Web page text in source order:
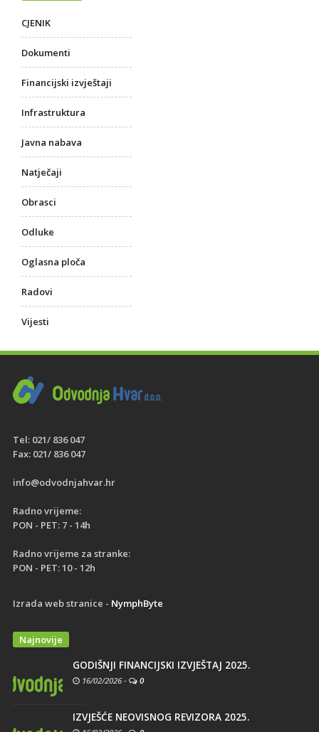
CJENIK
Dokumenti
Financijski izvještaji
Infrastruktura
Javna nabava
Natječaji
Obrasci
Odluke
Oglasna ploča
Radovi
Vijesti
Tel: 021/ 836 047
Fax: 021/ 836 047
info@odvodnjahvar.hr
Radno vrijeme:
PON - PET: 7 - 14h
Radno vrijeme za stranke:
PON - PET: 10 - 12h
Izrada web stranice - NymphByte
Najnovije
GODIŠNJI FINANCIJSKI IZVJEŠTAJ 2025.
16/02/2026- 0
IZVJEŠĆE NEOVISNOG REVIZORA 2025.